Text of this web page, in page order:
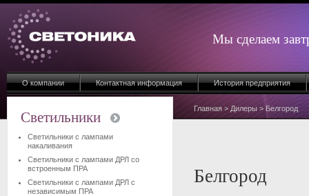
Мы сделаем
О компании Контактная информация История предприятия
Главная > Дилеры > Белгород
Белгород
Светильники
Светильники с лампами
накаливания
Светильники с лампами ДРЛ со
встроенным ПРА
Светильники с лампами ДРЛ с
независимым ПРА